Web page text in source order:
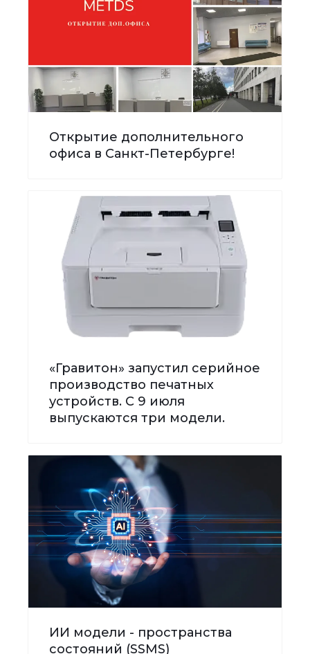
Открытие дополнительного
офиса в Санкт-Петербурге!
«Гравитон» запустил серийное
производство печатных
устройств. С 9 июля
выпускаются три модели.
ИИ модели - пространства
состояний (SSMS)